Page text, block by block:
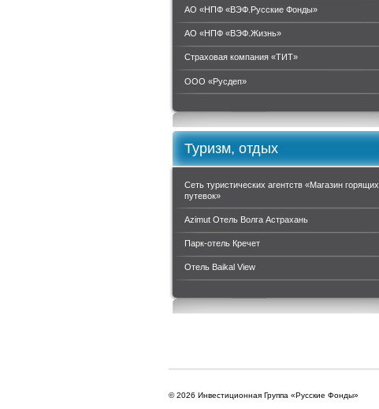
АО «НПФ «ВЭФ.Русские Фонды»
АО «НПФ «ВЭФ.Жизнь»
Страховая компания «ТИТ»
ООО «Руcдеп»
Туризм, отдых
Сеть туристических агентств «Магазин горящих
путевок»
Azimut Отель Волга Астрахань
Парк-отель Кречет
Отель Baikal View
© 2026 Инвестиционная Группа «Русские Фонды»